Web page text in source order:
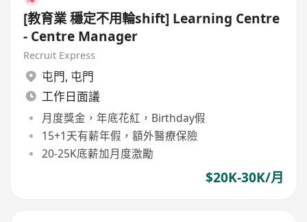
[教育業 穩定不用輪shift] Learning Centre
- Centre Manager
Recruit Express
屯門, 屯門
工作日面議
月度獎金，年底花紅，Birthday假
15+1天有薪年假，額外醫療保險
20-25K底薪加月度激勵
$20K-30K/月